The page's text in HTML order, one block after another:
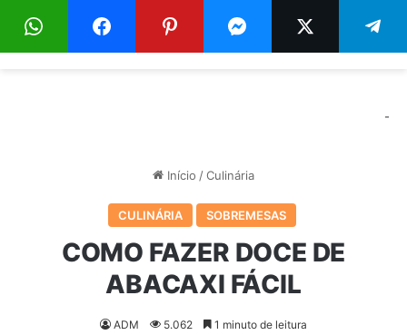
Menu
-
Início /Culinária
CULINÁRIA SOBREMESAS
COMO FAZER DOCE DE
ABACAXI FÁCIL
ADM 5.062 1 minuto de leitura